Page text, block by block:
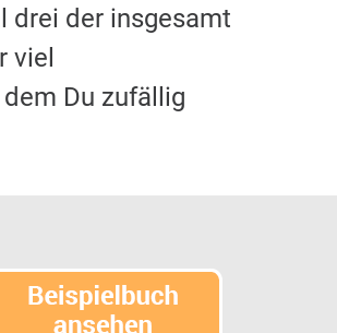
drei der insgesamt
viel
Du zufällig